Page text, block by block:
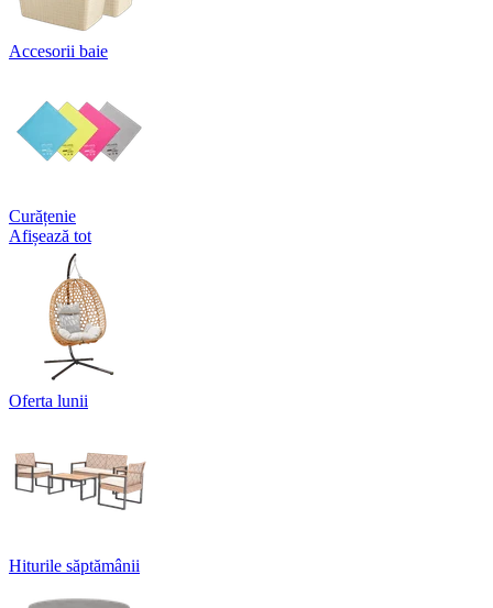
Accesorii baie
Curățenie
Afișează tot
Oferta lunii
Hiturile săptămânii